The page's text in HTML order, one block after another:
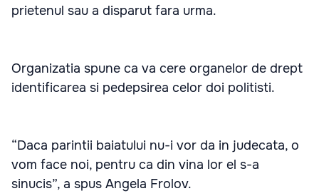
prietenul sau a disparut fara urma.
Organizatia spune ca va cere organelor de drept
identificarea si pedepsirea celor doi politisti.
“Daca parintii baiatului nu-i vor da in judecata, o
vom face noi, pentru ca din vina lor el s-a
sinucis”, a spus Angela Frolov.